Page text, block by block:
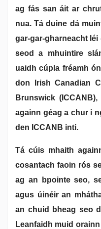
ag fás san áit ar
nua. Tá duine dá
gar-gar-gharneacht
seod a mhuintire
uaidh cúpla fréamh
don Irish Canadian
Brunswick
againn géag a chur i
den ICCANB inti.
Tá cúis mhaith
cosantach faoin rós
ag an bpointe seo,
agus úinéir an
an chuid bheag seo
Leanfaidh muid